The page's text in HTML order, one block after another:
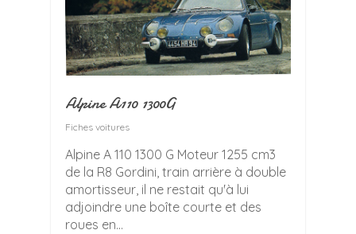
Alpine A110 1300G
Fiches voitures
Alpine A 110 1300 G Moteur 1255 cm3
de la R8 Gordini, train arrière à double
amortisseur, il ne restait qu'à lui
adjoindre une boîte courte et des
roues en...